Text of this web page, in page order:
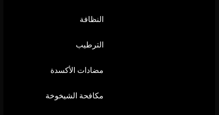
النظافة
الترطيب
مضادات الأكسدة
مكافحة الشيخوخة